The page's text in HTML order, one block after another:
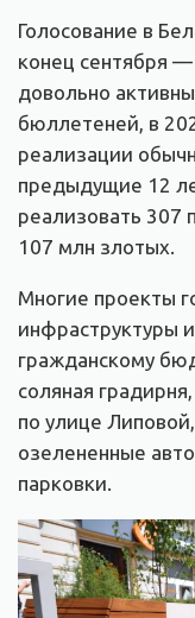
Голосование в
конец сентября
довольно
бюллетеней, в
реализации
предыдущие 12
реализовать 307
107 млн злотых.
Многие проекты
инфраструктуры
гражданскому
соляная
по улице
озелененные
парковки.